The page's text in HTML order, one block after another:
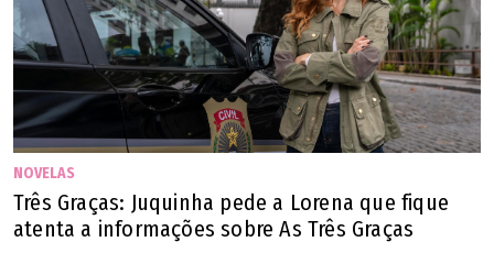
NOVELAS
Três Graças: Juquinha pede a Lorena que fique
atenta a informações sobre As Três Graças